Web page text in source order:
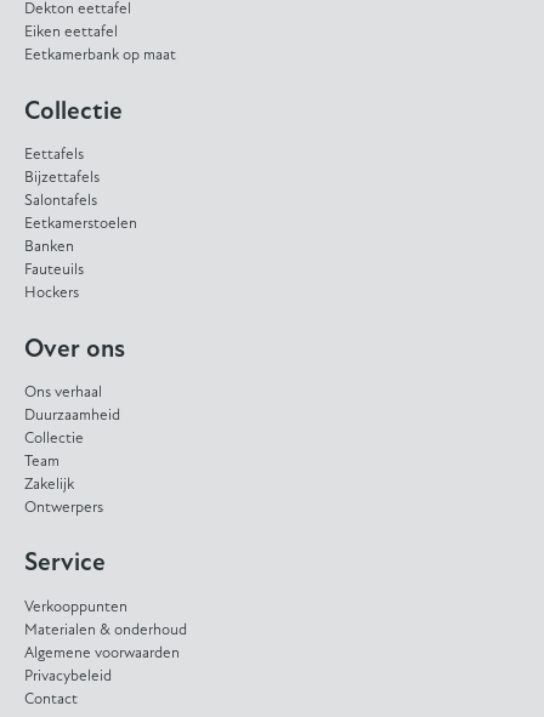
Dekton eettafel
Eiken eettafel
Eetkamerbank op maat
Collectie
Eettafels
Bijzettafels
Salontafels
Eetkamerstoelen
Banken
Fauteuils
Hockers
Over ons
Ons verhaal
Duurzaamheid
Collectie
Team
Zakelijk
Ontwerpers
Service
Verkooppunten
Materialen & onderhoud
Algemene voorwaarden
Privacybeleid
Contact